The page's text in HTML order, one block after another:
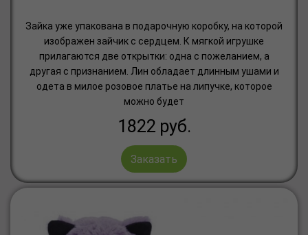
Зайка уже упакована в подарочную коробку, на которой
изображен зайчик с сердцем. К мягкой игрушке
прилагаются две открытки: одна с пожеланием, а
другая с признанием. Лин обладает длинным ушами и
одета в милое розовое платье на липучке, которое
можно будет
1822 руб.
Заказать